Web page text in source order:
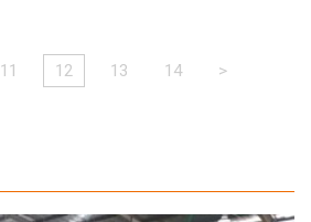
11 12 13 14 >